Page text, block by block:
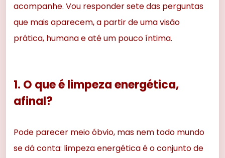
acompanhe. Vou responder sete das perguntas
que mais aparecem, a partir de uma visão
prática, humana e até um pouco íntima.
1. O que é limpeza energética,
afinal?
Pode parecer meio óbvio, mas nem todo mundo
se dá conta: limpeza energética é o conjunto de